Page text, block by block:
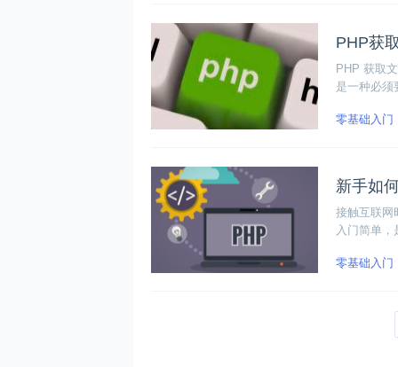
PHP获
PHP 获取
是一种必须
取文件扩展
零基础入门
新手如
接触互联网
入门简单
零基础入门